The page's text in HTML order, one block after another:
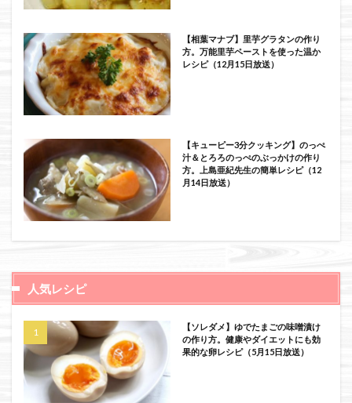
【相葉マナブ】里芋グラタンの作り
方。万能里芋ペーストを使った温か
レシピ（12月15日放送）
【キューピー3分クッキング】のっぺ
汁＆とろろのっぺのぶっかけの作り
方。上島亜紀先生の簡単レシピ（12
月14日放送）
人気レシピ
【ソレダメ】ゆでたまごの味噌漬け
の作り方。健康やダイエットにも効
果的な卵レシピ（5月15日放送）